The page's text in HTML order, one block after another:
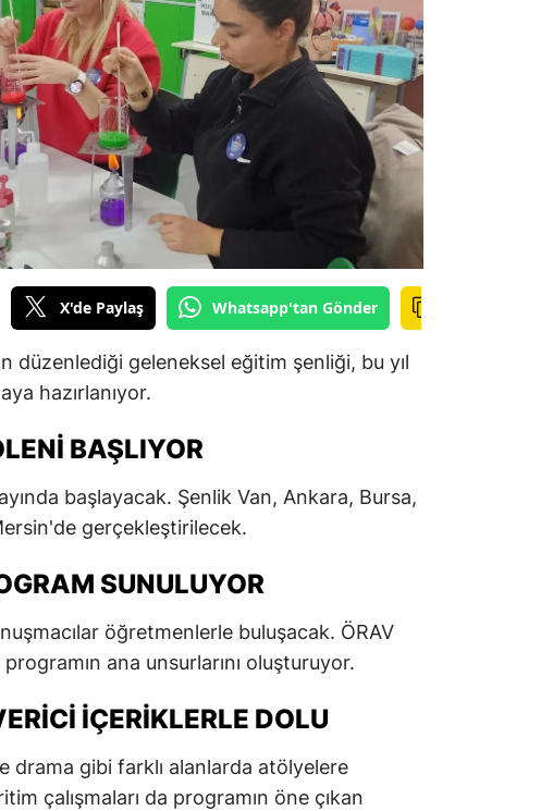
Bilecik
Bingöl
Bitlis
Bolu
Burdur
Bursa
Çanakkale
Çankırı
Çorum
Edirne
Erzurum
Giresun
X'de Paylaş Whatsapp'tan Gönder
düzenlediği geleneksel eğitim şenliği, bu yıl
hazırlanıyor.
BAŞLIYOR
başlayacak. Şenlik Van, Ankara, Bursa,
gerçekleştirilecek.
SUNULUYOR
öğretmenlerle buluşacak. ÖRAV
ana unsurlarını oluşturuyor.
İÇERIKLERLE DOLU
drama gibi farklı alanlarda atölyelere
çalışmaları da programın öne çıkan